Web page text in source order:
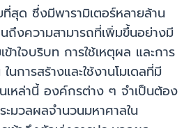
สุด ซึ่งมีพารามิเตอร์หลายล้าน
ถึงความสามารถที่เพิ่มขึ้นอย่างมี
ข้าใจบริบท การใช้เหตุผล และการ
นการสร้างและใช้งานโมเดลที่มี
เหล่านี้ องค์กรต่าง ๆ จำเป็นต้อง
ะมวลผลจำนวนมหาศาลใน